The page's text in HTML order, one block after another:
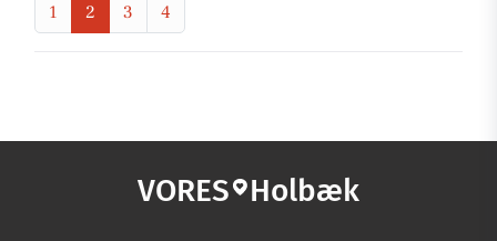
1 2 3 4
VORES Holbæk